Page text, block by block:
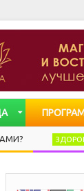
ЗДОРОВАЯ КУХНЯ